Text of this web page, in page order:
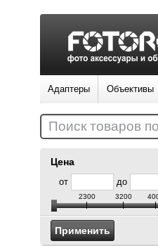
Цена
от до
2300 3200
Адаптеры Объективы
Поиск товаров